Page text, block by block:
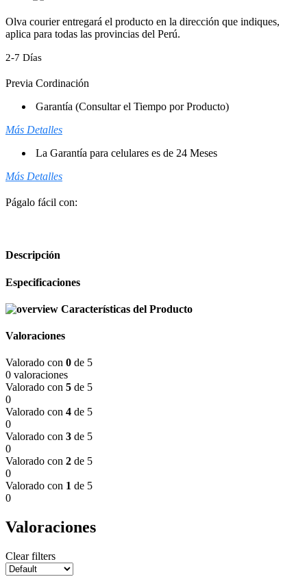
Olva courier entregará el producto en la dirección que indiques,
aplica para todas las provincias del Perú.
2-7 Días
Previa Cordinación
Garantía (Consultar el Tiempo por Producto)
Más Detalles
La Garantía para celulares es de 24 Meses
Más Detalles
Págalo fácil con:
Descripción
Especificaciones
Características del Producto
Valoraciones
Valorado con 0 de 5
0 valoraciones
Valorado con 5 de 5
0
Valorado con 4 de 5
0
Valorado con 3 de 5
0
Valorado con 2 de 5
0
Valorado con 1 de 5
0
Valoraciones
Clear filters